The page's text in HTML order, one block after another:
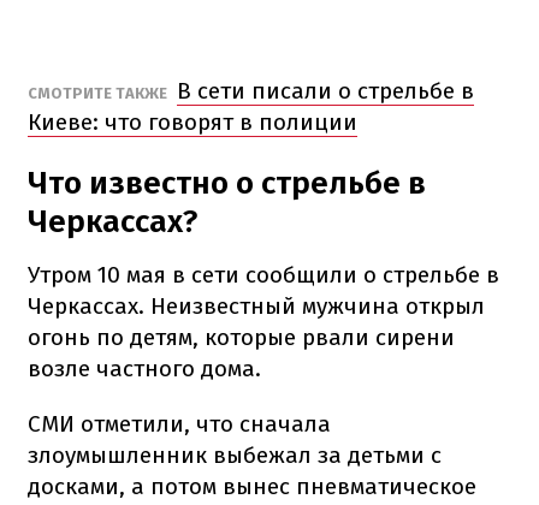
СМОТРИТЕ ТАКЖЕ
В сети писали о стрельбе в
Киеве: что говорят в полиции
Что известно о стрельбе в
Черкассах?
Утром 10 мая в сети сообщили о стрельбе в
Черкассах. Неизвестный мужчина открыл
огонь по детям, которые рвали сирени
возле частного дома.
СМИ отметили, что сначала
злоумышленник выбежал за детьми с
досками, а потом вынес пневматическое